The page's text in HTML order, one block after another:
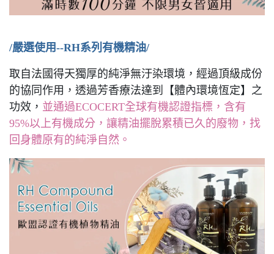
/嚴選使用--RH系列有機精油/
取自法國得天獨厚的純淨無汙染環境，經過頂級成份
的協同作用，透過芳香療法達到【體內環境恆定】之
功效， 並通過ECOCERT全球有機認證指標，含有
95%以上有機成分，讓精油擺脫累積已久的廢物，找
回身體原有的純淨自然。